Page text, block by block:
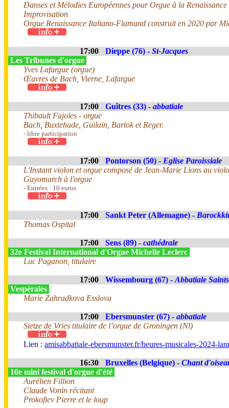
Danses et Mélodies Européennes pour Orgue à la Renaissance
Improvisation
Orgue Renaissance Italiano-Flamand construit en 2020 par
17:00 Dieppe (76) - St-Jacques
Les Tribunes d'orgue
Yves Lafargue (orgue)
Œuvres de Bach, Vierne, Lafargue
17:00 Guîtres (33) - abbatiale
Thibault Fajoles - orgue
Bach, Buxtehude, Guilain, Bartok et Reger.
- libre participation
17:00 Pontorson (50) - Eglise Paroissiale
L'Instant violon et orgue composé de Jean-Marie Lions au
Guyomarch à l'orgue
- Entrées : 10 euros
17:00 Sankt Peter (Allemagne) -
Thomas Ospital
17:00 Sens (89) - cathédrale
32e Festival International d'Orgue Michelle Leclerc
Luc Paganon, titulaire
17:00 Wissembourg (67) - Abbatiale
Vespérales
Marie Zahradkova Esslova
17:00 Ebersmunster (67) - abbatiale
Sietze de Vries titulaire de l’orgue de Groningen (Nl)
Lien : amisabbatiale-ebersmunster.fr/heures-musicales-2024-
16:30 Bruxelles (Belgique) - Chant
10e mini festival d'orgue d'été
Aurélien Fillion
Claude Vonin récitant
Prokofiev Pierre et le loup